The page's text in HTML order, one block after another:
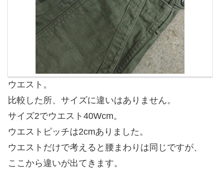
ウエスト。
比較した所、サイズに違いはありません。
サイズ2でウエスト40Wcm。
ウエストピッチは2cmありました。
ウエストだけで考えると腰まわりは同じですが、
ここから違いが出てきます。